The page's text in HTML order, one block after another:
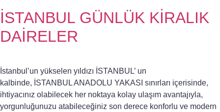
İSTANBUL GÜNLÜK KİRALIK
DAİRELER
İstanbul’un yükselen yıldızı İSTANBUL’ un
kalbinde, İSTANBUL ANADOLU YAKASI sınırları içerisinde,
ihtiyacınız olabilecek her noktaya kolay ulaşım avantajıyla,
yorgunluğunuzu atabileceğiniz son derece konforlu ve modern